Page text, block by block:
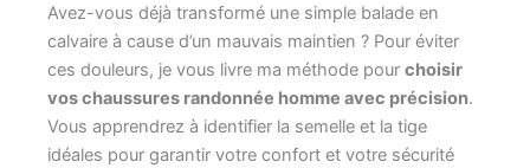
Avez-vous déjà transformé une simple balade en
calvaire à cause d’un mauvais maintien ? Pour éviter
ces douleurs, je vous livre ma méthode pour choisir
vos chaussures randonnée homme avec précision.
Vous apprendrez à identifier la semelle et la tige
idéales pour garantir votre confort et votre sécurité